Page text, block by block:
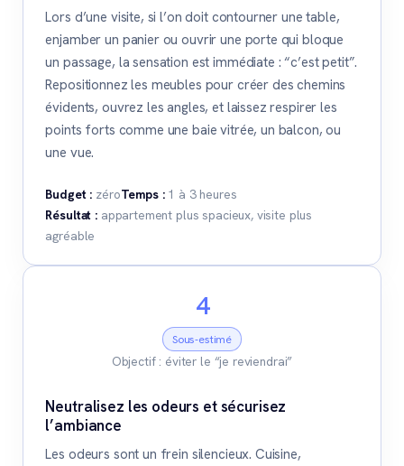
Lors d’une visite, si l’on doit contourner une table,
enjamber un panier ou ouvrir une porte qui bloque
un passage, la sensation est immédiate : “c’est petit”.
Repositionnez les meubles pour créer des chemins
évidents, ouvrez les angles, et laissez respirer les
points forts comme une baie vitrée, un balcon, ou
une vue.
Budget : zéroTemps :1 à 3 heures
Résultat :appartement plus spacieux, visite plus
agréable
4
Sous-estimé
Objectif : éviter le “je reviendrai”
Neutralisez les odeurs et sécurisez
l’ambiance
Les odeurs sont un frein silencieux. Cuisine,